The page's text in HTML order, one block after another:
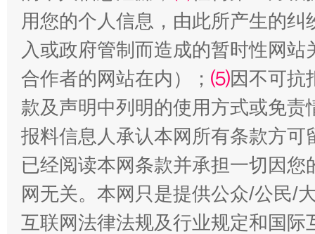
揭批美国五大"原罪" "
用您的个人信息，由此所产生的纠
入或政府管制而造成的暂时性网
合作者的网站在内）； ⑸因不可抗
款及声明中列明的使用方式或免责
报料信息人承认本网所有条款方
已经阅读本网条款并承担一切因
网无关。本网只是提供公众/公民/
互联网法律法规及行业规定和国